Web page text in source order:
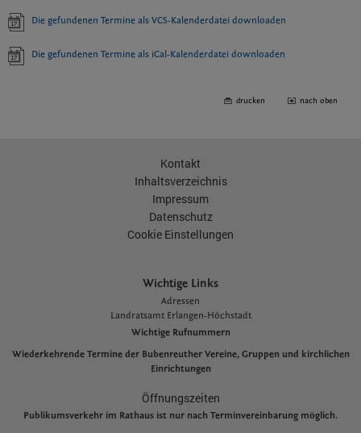
Die gefundenen Termine als VCS-Kalenderdatei downloaden
Die gefundenen Termine als iCal-Kalenderdatei downloaden
drucken nach oben
Kontakt
Inhaltsverzeichnis
Impressum
Datenschutz
Cookie Einstellungen
Wichtige Links
Adressen
Landratsamt Erlangen-Höchstadt
Wichtige Rufnummern
Wiederkehrende Termine der Bubenreuther Vereine, Gruppen und kirchlichen
Einrichtungen
Öffnungszeiten
Publikumsverkehr im Rathaus ist nur nach Terminvereinbarung möglich.